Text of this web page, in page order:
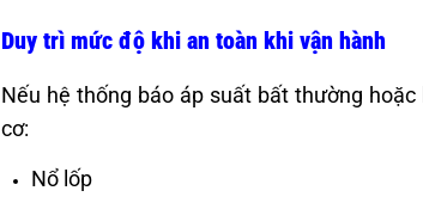
Duy trì mức độ khi an toàn khi vận hành
Nếu hệ thống báo áp suất bất thường
cơ:
Nổ lốp